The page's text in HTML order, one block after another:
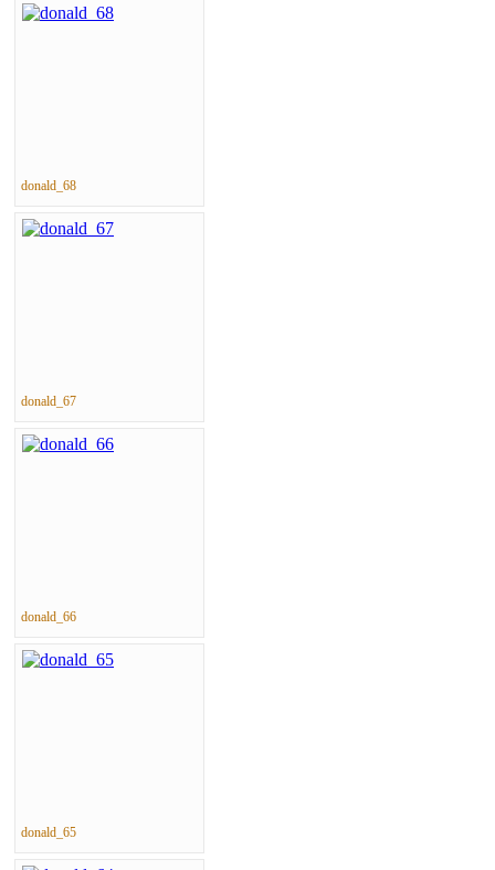
donald_68
donald_67
donald_66
donald_65